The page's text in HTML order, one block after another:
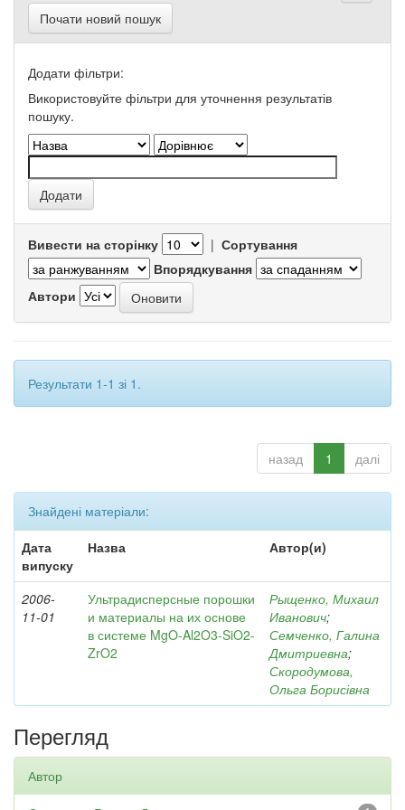
Почати новий пошук
Додати фільтри:
Використовуйте фільтри для уточнення результатів
пошуку.
Вивести на сторінку | Сортування
Впорядкування
Автори
Результати 1-1 зі 1.
назад 1 далі
Знайдені матеріали:
Дата
випуску
Назва Автор(и)
2006-
11-01
Ультрадисперсные порошки
и материалы на их основе
в системе MgO-Al2O3-SiO2-
ZrO2
Рыщенко, Михаил
Иванович;
Семченко, Галина
Дмитриевна;
Скородумова,
Ольга Борисівна
Перегляд
Автор